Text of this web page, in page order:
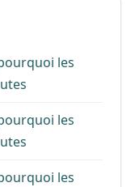
les
les
les